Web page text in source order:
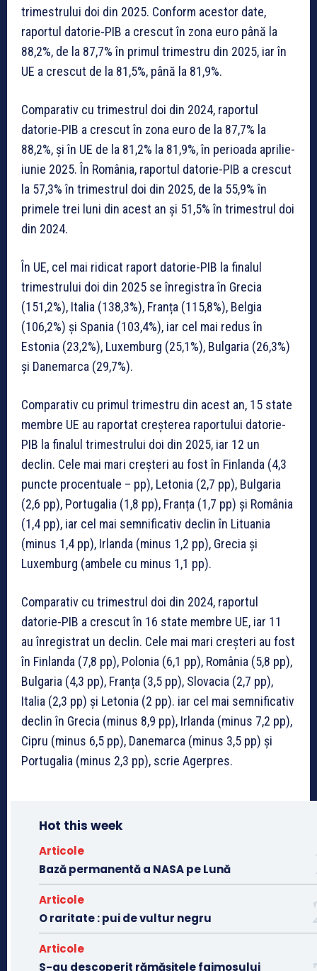
trimestrului doi din 2025. Conform acestor date,
raportul datorie-PIB a crescut în zona euro până la
88,2%, de la 87,7% în primul trimestru din 2025, iar în
UE a crescut de la 81,5%, până la 81,9%.
Comparativ cu trimestrul doi din 2024, raportul
datorie-PIB a crescut în zona euro de la 87,7% la
88,2%, și în UE de la 81,2% la 81,9%, în perioada aprilie-
iunie 2025. În România, raportul datorie-PIB a crescut
la 57,3% în trimestrul doi din 2025, de la 55,9% în
primele trei luni din acest an și 51,5% în trimestrul doi
din 2024.
În UE, cel mai ridicat raport datorie-PIB la finalul
trimestrului doi din 2025 se înregistra în Grecia
(151,2%), Italia (138,3%), Franța (115,8%), Belgia
(106,2%) și Spania (103,4%), iar cel mai redus în
Estonia (23,2%), Luxemburg (25,1%), Bulgaria (26,3%)
și Danemarca (29,7%).
Comparativ cu primul trimestru din acest an, 15 state
membre UE au raportat creșterea raportului datorie-
PIB la finalul trimestrului doi din 2025, iar 12 un
declin. Cele mai mari creșteri au fost în Finlanda (4,3
puncte procentuale – pp), Letonia (2,7 pp), Bulgaria
(2,6 pp), Portugalia (1,8 pp), Franța (1,7 pp) și România
(1,4 pp), iar cel mai semnificativ declin în Lituania
(minus 1,4 pp), Irlanda (minus 1,2 pp), Grecia și
Luxemburg (ambele cu minus 1,1 pp).
Comparativ cu trimestrul doi din 2024, raportul
datorie-PIB a crescut în 16 state membre UE, iar 11
au înregistrat un declin. Cele mai mari creșteri au fost
în Finlanda (7,8 pp), Polonia (6,1 pp), România (5,8 pp),
Bulgaria (4,3 pp), Franța (3,5 pp), Slovacia (2,7 pp),
Italia (2,3 pp) și Letonia (2 pp). iar cel mai semnificativ
declin în Grecia (minus 8,9 pp), Irlanda (minus 7,2 pp),
Cipru (minus 6,5 pp), Danemarca (minus 3,5 pp) și
Portugalia (minus 2,3 pp), scrie Agerpres.
Hot this week
Articole
Bază permanentă a NASA pe Lună
Articole
O raritate : pui de vultur negru
Articole
S-au descoperit rămășițele faimosului